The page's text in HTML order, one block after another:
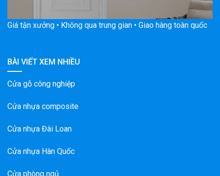
Giá tận xưởng • Không qua trung gian • Giao hàng toàn quốc
BÀI VIẾT XEM NHIỀU
Cửa gỗ công nghiệp
Cửa nhựa composite
Cửa nhựa Đài Loan
Cửa nhựa Hàn Quốc
Cửa phòng ngủ